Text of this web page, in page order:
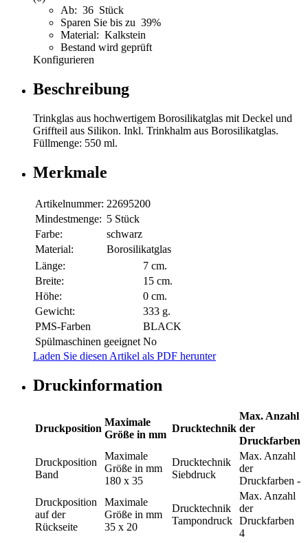
Ab: 36 Stück
Sparen Sie bis zu 39%
Material: Kalkstein
Bestand wird geprüft
Konfigurieren
Beschreibung
Trinkglas aus hochwertigem Borosilikatglas mit Deckel und
Griffteil aus Silikon. Inkl. Trinkhalm aus Borosilikatglas.
Füllmenge: 550 ml.
Merkmale
Artikelnummer: 22695200
Mindestmenge: 5 Stück
Farbe:
schwarz
Material:
Borosilikatglas
Länge:
7 cm.
Breite:
15 cm.
Höhe:
0 cm.
Gewicht:
333 g.
PMS-Farben
BLACK
Spülmaschinen geeignet No
Laden Sie diesen Artikel als PDF herunter
Druckinformation
Druckposition
Maximale
Größe in mm
Drucktechnik
Max. Anzahl
der
Druckfarben
Druckposition
Band
Maximale
Größe in mm
180 x 35
Drucktechnik
Siebdruck
Max. Anzahl
der
Druckfarben -
Druckposition
auf der
Rückseite
Maximale
Größe in mm
35 x 20
Drucktechnik
Tampondruck
Max. Anzahl
der
Druckfarben
4